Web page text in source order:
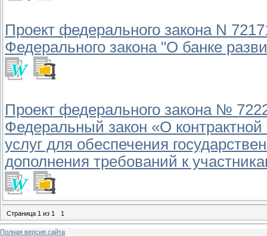
Проект федерального закона N
Федерального закона "О банке
Проект федерального закона №
Федеральный закон «О
услуг для обеспечения
дополнения требований к
Страница 1 из 1 1
Полная версия сайта